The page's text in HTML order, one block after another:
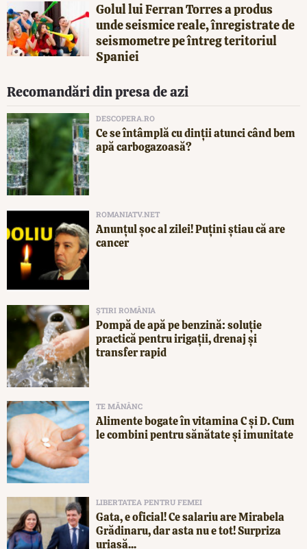
Golul lui Ferran Torres a produs
unde seismice reale, înregistrate de
seismometre pe întreg teritoriul
Spaniei
Recomandări din presa de azi
DESCOPERA.RO
Ce se întâmplă cu dinții atunci când bem
apă carbogazoasă?
ROMANIATV.NET
Anunţul şoc al zilei! Puţini ştiau că are
cancer
ȘTIRI ROMÂNIA
Pompă de apă pe benzină: soluție
practică pentru irigații, drenaj și
transfer rapid
TE MĂNÂNC
Alimente bogate în vitamina C și D. Cum
le combini pentru sănătate și imunitate
LIBERTATEA PENTRU FEMEI
Gata, e oficial! Ce salariu are Mirabela
Grădinaru, dar asta nu e tot! Surpriza
uriașă...